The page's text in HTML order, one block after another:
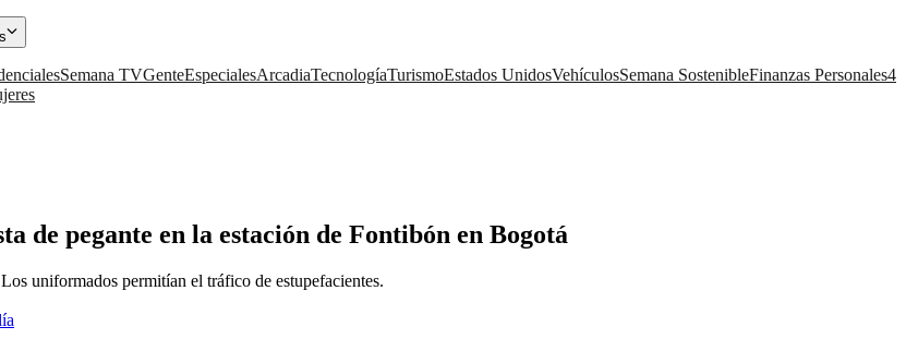
Semana TVGenteEspecialesArcadiaTecnologíaTurismoEstados UnidosVehículosSemana SostenibleFinanzas Personales4
de pegante en la estación de Fontibón en Bogotá
uniformados permitían el tráfico de estupefacientes.